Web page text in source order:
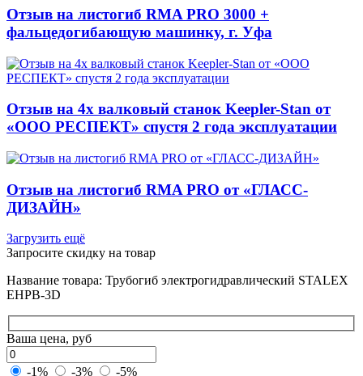
Отзыв на листогиб RMA PRO 3000 +
фальцедогибающую машинку, г. Уфа
Отзыв на 4х валковый станок Keepler-Stan от
«ООО РЕСПЕКТ» спустя 2 года эксплуатации
Отзыв на листогиб RMA PRO от «ГЛАСС-
ДИЗАЙН»
Загрузить ещё
Запросите скидку на товар
Название товара: Трубогиб электрогидравлический STALEX
EHPB-3D
Ваша цена, руб
-1% -3% -5%